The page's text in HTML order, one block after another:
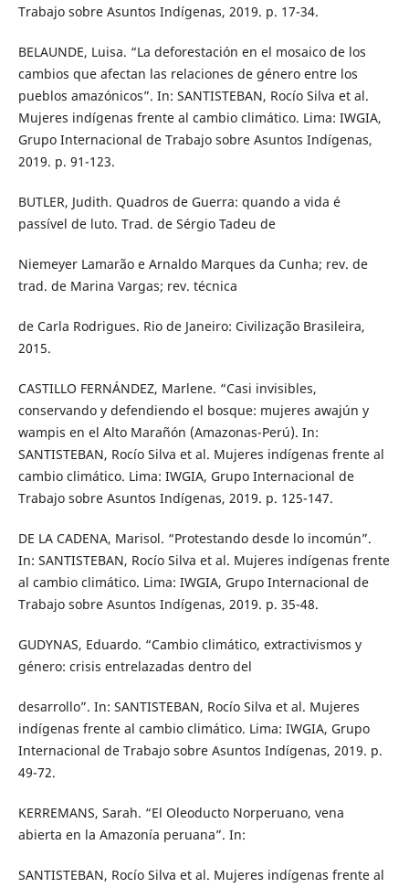
Trabajo sobre Asuntos Indígenas, 2019. p. 17-34.
BELAUNDE, Luisa. “La deforestación en el mosaico de los
cambios que afectan las relaciones de género entre los
pueblos amazónicos”. In: SANTISTEBAN, Rocío Silva et al.
Mujeres indígenas frente al cambio climático. Lima: IWGIA,
Grupo Internacional de Trabajo sobre Asuntos Indígenas,
2019. p. 91-123.
BUTLER, Judith. Quadros de Guerra: quando a vida é
passível de luto. Trad. de Sérgio Tadeu de
Niemeyer Lamarão e Arnaldo Marques da Cunha; rev. de
trad. de Marina Vargas; rev. técnica
de Carla Rodrigues. Rio de Janeiro: Civilização Brasileira,
2015.
CASTILLO FERNÁNDEZ, Marlene. “Casi invisibles,
conservando y defendiendo el bosque: mujeres awajún y
wampis en el Alto Marañón (Amazonas-Perú). In:
SANTISTEBAN, Rocío Silva et al. Mujeres indígenas frente al
cambio climático. Lima: IWGIA, Grupo Internacional de
Trabajo sobre Asuntos Indígenas, 2019. p. 125-147.
DE LA CADENA, Marisol. “Protestando desde lo incomún”.
In: SANTISTEBAN, Rocío Silva et al. Mujeres indígenas frente
al cambio climático. Lima: IWGIA, Grupo Internacional de
Trabajo sobre Asuntos Indígenas, 2019. p. 35-48.
GUDYNAS, Eduardo. “Cambio climático, extractivismos y
género: crisis entrelazadas dentro del
desarrollo”. In: SANTISTEBAN, Rocío Silva et al. Mujeres
indígenas frente al cambio climático. Lima: IWGIA, Grupo
Internacional de Trabajo sobre Asuntos Indígenas, 2019. p.
49-72.
KERREMANS, Sarah. “El Oleoducto Norperuano, vena
abierta en la Amazonía peruana”. In:
SANTISTEBAN, Rocío Silva et al. Mujeres indígenas frente al